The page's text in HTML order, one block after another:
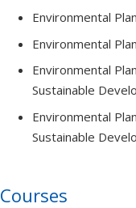
développement durable.
Environmental
Environmental
Environmental
Sustainable
Environmental
Sustainable
Courses